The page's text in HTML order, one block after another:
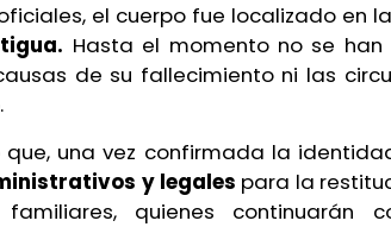
el cuerpo fue localizado en la
Hasta el momento no se
de su fallecimiento ni las
que, una vez confirmada la
y legales para la
quienes continuarán